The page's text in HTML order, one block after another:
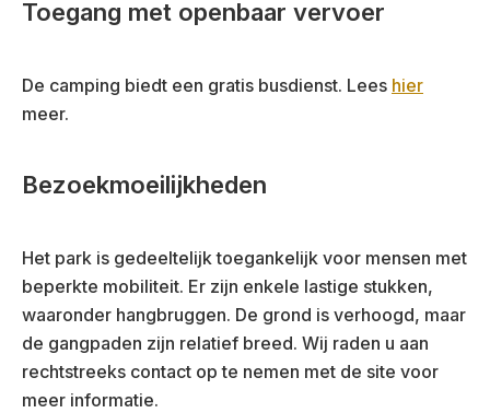
Toegang met openbaar vervoer
De camping biedt een gratis busdienst. Lees hier
meer.
Bezoekmoeilijkheden
Het park is gedeeltelijk toegankelijk voor mensen met
beperkte mobiliteit. Er zijn enkele lastige stukken,
waaronder hangbruggen. De grond is verhoogd, maar
de gangpaden zijn relatief breed. Wij raden u aan
rechtstreeks contact op te nemen met de site voor
meer informatie.